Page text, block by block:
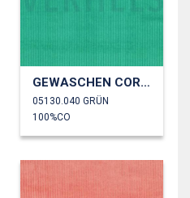
GEWASCHEN CORD 4.5W
05130.040 GRÜN
100%CO